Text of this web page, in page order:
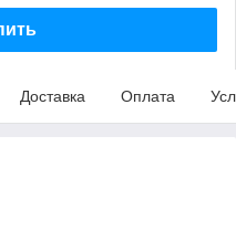
Доставка Оплата